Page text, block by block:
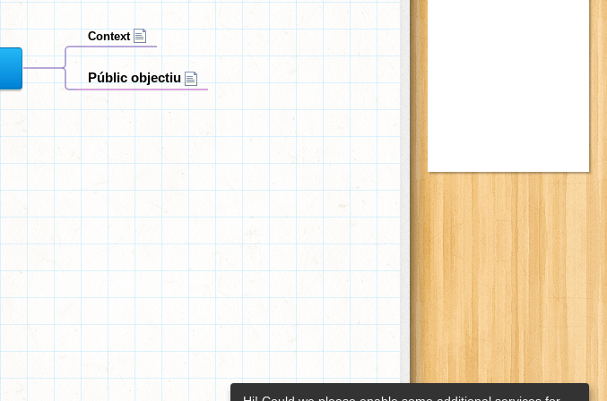
Context
Públic objectiu